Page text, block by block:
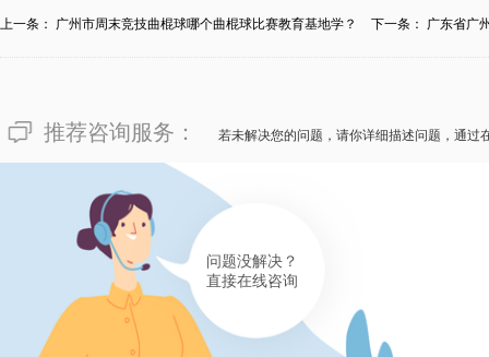
上一条： 广州市周末竞技曲棍球哪个曲棍球比赛教育基地学？ 下一条： 广东省广
推荐咨询服务： 若未解决您的问题，请你详细描述问题，通过
问题没解决？
直接在线咨询